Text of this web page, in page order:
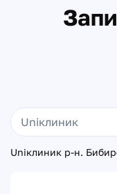
Uniклиник р-н.